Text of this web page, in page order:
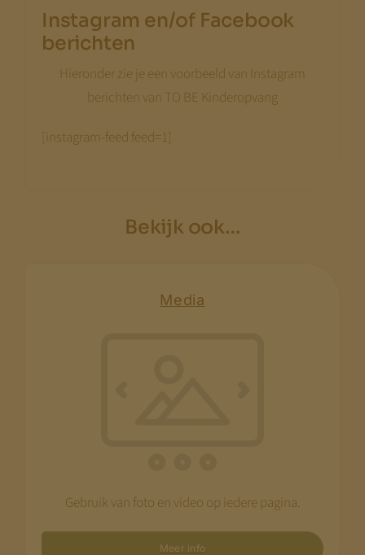
Instagram en/of Facebook
berichten
Hieronder zie je een voorbeeld van Instagram
berichten van TO BE Kinderopvang
[instagram-feed feed=1]
Bekijk ook…
Media
Gebruik van foto en video op iedere pagina.
Meer info